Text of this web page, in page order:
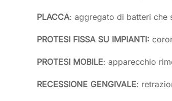
PLACCA: aggregato di batteri che
PROTESI FISSA SU IMPIANTI:
PROTESI MOBILE: apparecchio
RECESSIONE GENGIVALE: